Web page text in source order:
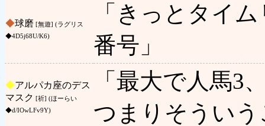
◆球磨 [無遊] (ラグリス
◆4D5j68U/K6)
「きっとタイ
番号」
◆アルパカ座のデス
マスク [祈] (ほーらい
◆d/IOwLFv9Y)
「最大で人馬3
つまりそうい